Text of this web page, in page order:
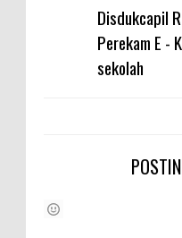
Disdukcapil
Perekam E -
sekolah